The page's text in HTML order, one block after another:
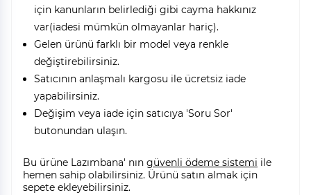
için kanunların belirlediği gibi cayma hakkınız
var(iadesi mümkün olmayanlar hariç).
Gelen ürünü farklı bir model veya renkle
değiştirebilirsiniz.
Satıcının anlaşmalı kargosu ile ücretsiz iade
yapabilirsiniz.
Değişim veya iade için satıcıya 'Soru Sor'
butonundan ulaşın.
Bu ürüne Lazımbana' nın güvenli ödeme sistemi ile
hemen sahip olabilirsiniz. Ürünü satın almak için
sepete ekleyebilirsiniz.